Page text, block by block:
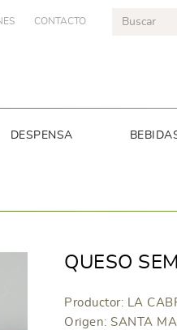
CONTACTO
DESPENSA
QUESO
Productor: LA
Origen: SANTA